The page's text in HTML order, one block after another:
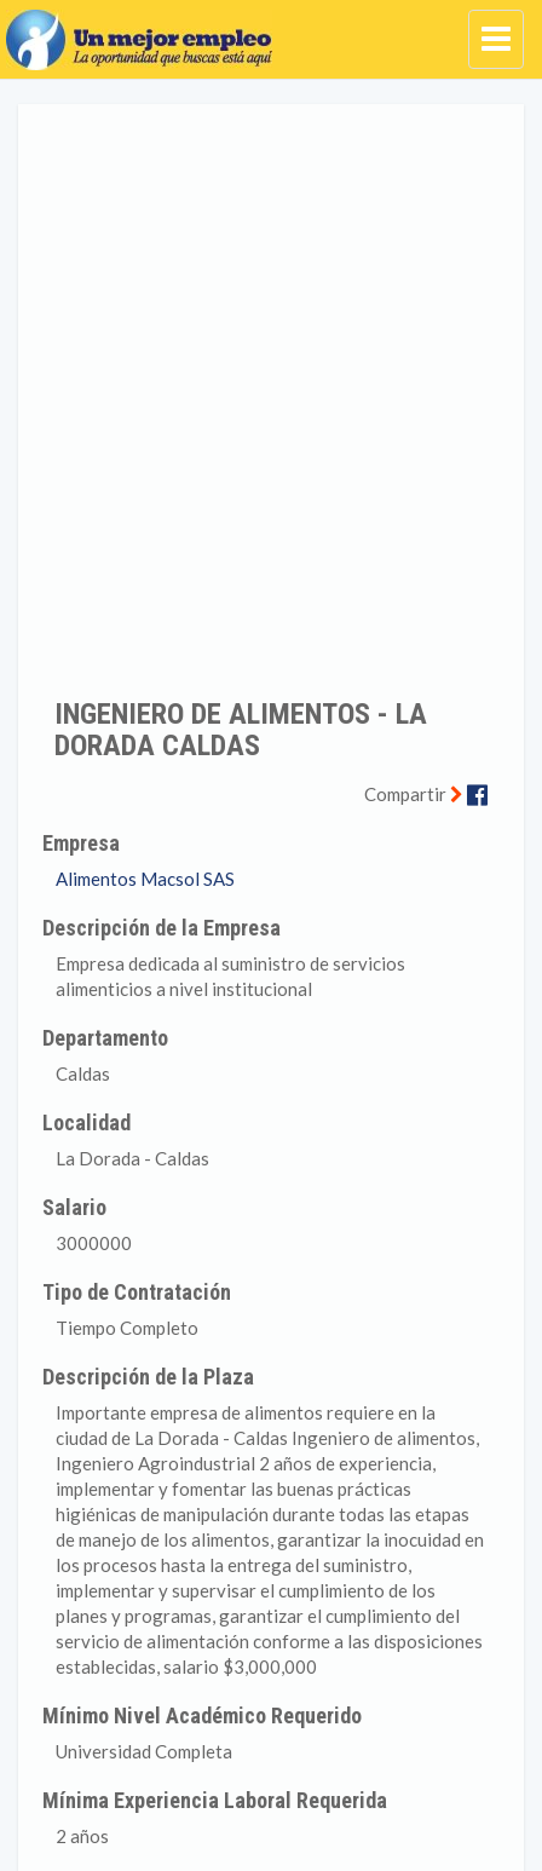
INGENIERO DE ALIMENTOS - LA
DORADA CALDAS
Compartir
Empresa
Alimentos Macsol SAS
Descripción de la Empresa
Empresa dedicada al suministro de servicios
alimenticios a nivel institucional
Departamento
Caldas
Localidad
La Dorada - Caldas
Salario
3000000
Tipo de Contratación
Tiempo Completo
Descripción de la Plaza
Importante empresa de alimentos requiere en la
ciudad de La Dorada - Caldas Ingeniero de alimentos,
Ingeniero Agroindustrial 2 años de experiencia,
implementar y fomentar las buenas prácticas
higiénicas de manipulación durante todas las etapas
de manejo de los alimentos, garantizar la inocuidad en
los procesos hasta la entrega del suministro,
implementar y supervisar el cumplimiento de los
planes y programas, garantizar el cumplimiento del
servicio de alimentación conforme a las disposiciones
establecidas, salario $3,000,000
Mínimo Nivel Académico Requerido
Universidad Completa
Mínima Experiencia Laboral Requerida
2 años